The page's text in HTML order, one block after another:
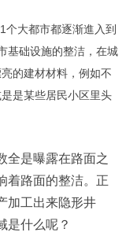
个大都市都逐渐進入到
基础设施的整洁，在城
的建材材料，例如不
是某些居民小区里头
全是曝露在路面之
着路面的整洁。正
加工出来隐形井
是什么呢？